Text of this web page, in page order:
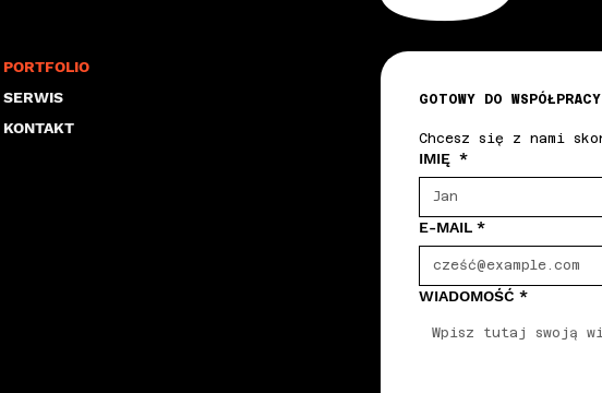
PORTFOLIO
SERWIS
KONTAKT
GOTOWY DO
Chcesz się z nami
IMIĘ *
E-MAIL *
WIADOMOŚĆ *